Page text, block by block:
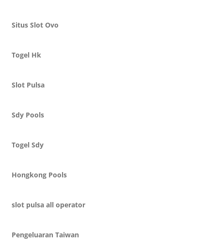
Situs Slot Ovo
Togel Hk
Slot Pulsa
Sdy Pools
Togel Sdy
Hongkong Pools
slot pulsa all operator
Pengeluaran Taiwan